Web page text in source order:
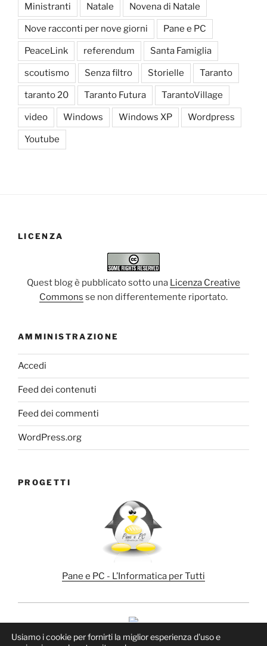
Ministranti Natale Novena di Natale
Nove racconti per nove giorni Pane e PC
PeaceLink referendum Santa Famiglia
scoutismo Senza filtro Storielle Taranto
taranto 20 Taranto Futura TarantoVillage
video Windows Windows XP Wordpress
Youtube
LICENZA
Quest blog è pubblicato sotto una Licenza Creative
Commons se non differentemente riportato.
AMMINISTRAZIONE
Accedi
Feed dei contenuti
Feed dei commenti
WordPress.org
PROGETTI
Pane e PC - L’Informatica per Tutti
Usiamo i cookie per fornirti la miglior esperienza d'uso e